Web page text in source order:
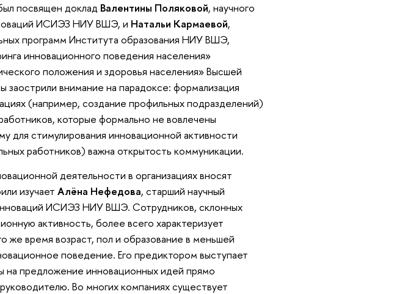
посвящен доклад Валентины Поляковой, научного
ИСИЭЗ НИУ ВШЭ, и Натальи Кармаевой,
программ Института образования НИУ ВШЭ,
инновационного поведения населения»
положения и здоровья населения» Высшей
внимание на парадоксе: формализация
(например, создание профильных подразделений)
которые формально не вовлечены
для стимулирования инновационной активности
работников) важна открытость коммуникации.
деятельности в организациях вносят
изучаетАлёна Нефедова, старший научный
ИСИЭЗ НИУ ВШЭ. Сотрудников, склонных
активность, более всего характеризует
же время возраст, пол и образование в меньшей
поведение. Его предиктором выступает
на предложение инновационных идей прямо
Во многих компаниях существует